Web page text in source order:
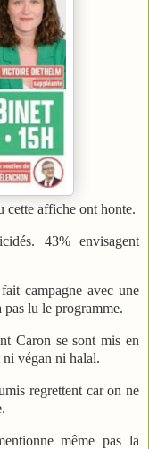
cette affiche ont honte.
43% envisagent
campagne avec une
lu le programme.
Caron se sont mis en
ni végan ni halal.
regrettent car on ne
même pas la